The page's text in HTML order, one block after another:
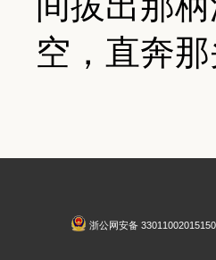
空，直奔
浙公网安备